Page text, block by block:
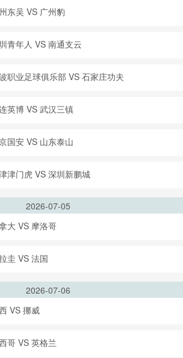
东吴 VS 广州豹
青年人 VS 南通支云
职业足球俱乐部 VS 石家庄功夫
英博 VS 武汉三镇
国安 VS 山东泰山
津门虎 VS 深圳新鹏城
2026-07-05
大 VS 摩洛哥
圭 VS 法国
2026-07-06
VS 挪威
哥 VS 英格兰